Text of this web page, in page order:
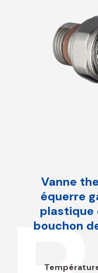
Vanne
équerre
plastique
bouchon